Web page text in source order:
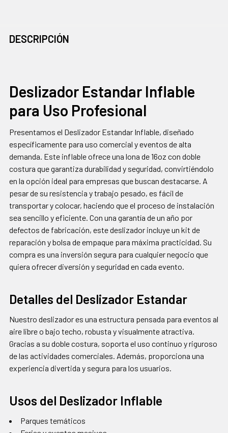
JUNTOS
SELECCIONAR
TODO
AGREGAR
SELECCIONADOS
AL CARRITO
DESCRIPCIÓN
Deslizador Estandar Inflable
para Uso Profesional
Presentamos el Deslizador Estandar Inflable, diseñado
específicamente para uso comercial y eventos de alta
demanda. Este inflable ofrece una lona de 16oz con doble
costura que garantiza durabilidad y seguridad, convirtiéndolo
en la opción ideal para empresas que buscan destacarse. A
pesar de su resistencia y trabajo pesado, es fácil de
transportar y colocar, haciendo que el proceso de instalación
sea sencillo y eficiente. Con una garantía de un año por
defectos de fabricación, este deslizador incluye un kit de
reparación y bolsa de empaque para máxima practicidad. Su
compra es una inversión segura para cualquier negocio que
quiera ofrecer diversión y seguridad en cada evento.
Detalles del Deslizador Estandar
Nuestro deslizador es una estructura pensada para eventos al
aire libre o bajo techo, robusta y visualmente atractiva.
Gracias a su doble costura, soporta el uso continuo y riguroso
de las actividades comerciales. Además, proporciona una
experiencia divertida y segura para los usuarios.
Usos del Deslizador Inflable
Parques temáticos